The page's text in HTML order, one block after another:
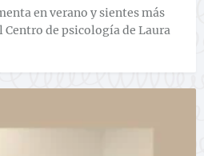
en verano y sientes más
Centro de psicología de Laura